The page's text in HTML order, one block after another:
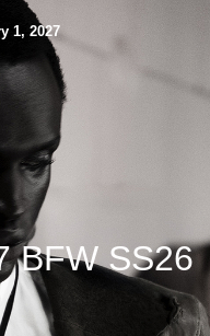
1, 2027
BFW SS26